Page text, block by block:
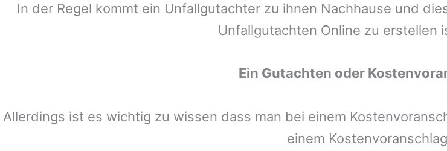
In der Regel kommt ein Unfallgutachter zu ihnen Nachhause und
Unfallgutachten Online zu erstellen
Ein Gutachten oder
Allerdings ist es wichtig zu wissen dass man bei einem
einem